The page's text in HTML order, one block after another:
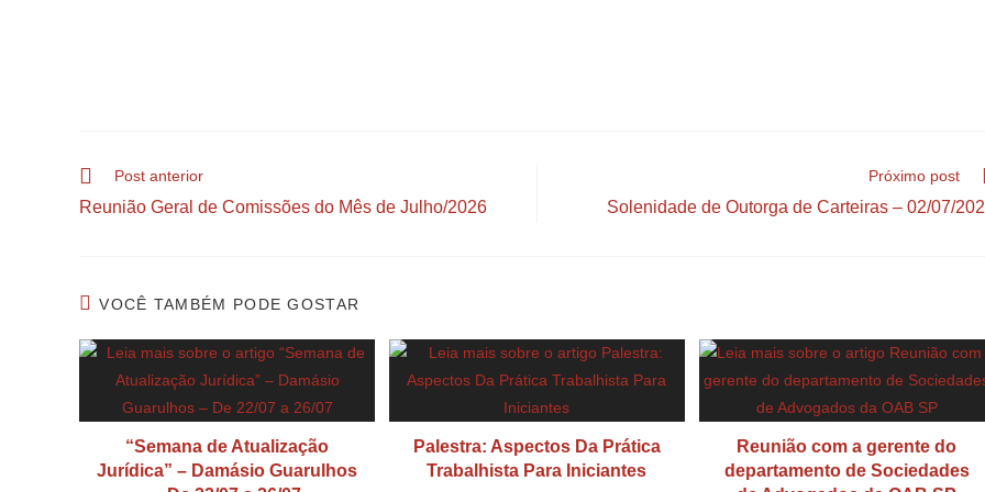
Post anterior
Reunião Geral de Comissões do Mês de Julho/2026
Próximo post
Solenidade de Outorga de Carteiras – 02/07/
VOCÊ TAMBÉM PODE GOSTAR
“Semana de Atualização
Jurídica” – Damásio Guarulhos
Palestra: Aspectos Da Prática
Trabalhista Para Iniciantes
Reunião com a gerente do
departamento de Sociedades